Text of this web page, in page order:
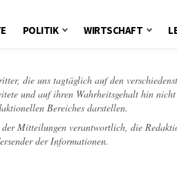
POLITIK WIRTSCHAFT
die uns tagtäglich auf den
und auf ihren Wahrheitsgehalt hin
Bereiches darstellen.
Mitteilungen verantwortlich, die
der Informationen.